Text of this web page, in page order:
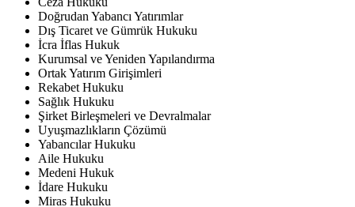
Doğrudan Yabancı Yatırımlar
Dış Ticaret ve Gümrük Hukuku
İcra İflas Hukuk
Kurumsal ve Yeniden Yapılandırma
Ortak Yatırım Girişimleri
Rekabet Hukuku
Sağlık Hukuku
Şirket Birleşmeleri ve Devralmalar
Uyuşmazlıkların Çözümü
Yabancılar Hukuku
Aile Hukuku
Medeni Hukuk
İdare Hukuku
Miras Hukuku